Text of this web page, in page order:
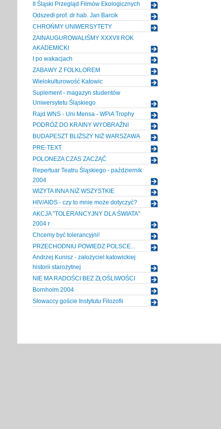
II Śląski Przegląd Filmów Ekologicznych
Odszedł prof. dr hab. Jan Barcik
CHROŃMY UNIWERSYTETY
ZAINAUGUROWALIŚMY XXXVII ROK
AKADEMICKI
I po wakacjach
ZABAWY Z FOLKLOREM
Wielokulturowość Katowic
Suplement - magazyn studentów
Uniwersytetu Śląskiego
Rajd WNS - Uni Mensa - WPiA Trophy
PODRÓŻ DO KRAINY WYOBRAŹNI
BUDAPESZT BLIŻSZY NIŻ WARSZAWA
PRE-TEXT
POLONEZA CZAS ZACZĄĆ
Repertuar Teatru Śląskiego - październik
2004
WIZYTA INNA NIŻ WSZYSTKIE
HIV/AIDS - czy to mnie może dotyczyć?
AKCJA "TOLERANCYJNY DLA ŚWIATA"
2004 r
Chcemy być tolerancyjni!
PRZECHODNIU POWIEDZ POLSCE...
Andrzej Kunisz - założyciel katowickiej
historii starożytnej
NIE MA RADOŚCI BEZ ZŁOŚLIWOŚCI
Bornholm 2004
Słowaccy goście Instytutu Filozofii